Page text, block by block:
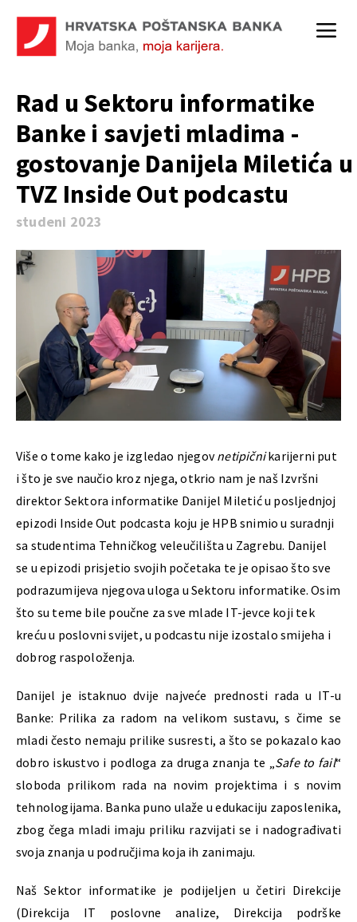
Rad u Sektoru informatike
Banke i savjeti mladima -
gostovanje Danijela Miletića u
TVZ Inside Out podcastu
studeni 2023
Više o tome kako je izgledao njegovnetipičnikarijerni put
i što je sve naučio kroz njega, otkrio nam je naš Izvršni
direktor Sektora informatike Danijel Miletić u posljednjoj
epizodi Inside Out podcasta koju je HPB snimio u suradnji
sa studentima Tehničkog veleučilišta u Zagrebu. Danijel
se u epizodi prisjetio svojih početaka te je opisao što sve
podrazumijeva njegova uloga u Sektoru informatike. Osim
što su teme bile poučne za sve mlade IT-jevce koji tek
kreću u poslovni svijet, u podcastu nije izostalo smijeha i
dobrog raspoloženja.
Danijel je istaknuo dvije najveće prednosti rada u IT-u
Banke: Prilika za radom na velikom sustavu, s čime se
mladi često nemaju prilike susresti, a što se pokazalo kao
dobro iskustvo i podloga za druga znanja te „Safe to fail“
sloboda prilikom rada na novim projektima i s novim
tehnologijama. Banka puno ulaže u edukaciju zaposlenika,
zbog čega mladi imaju priliku razvijati se i nadograđivati
svoja znanja u područjima koja ih zanimaju.
Naš Sektor informatike je podijeljen u četiri Direkcije
(Direkcija IT poslovne analize, Direkcija podrške